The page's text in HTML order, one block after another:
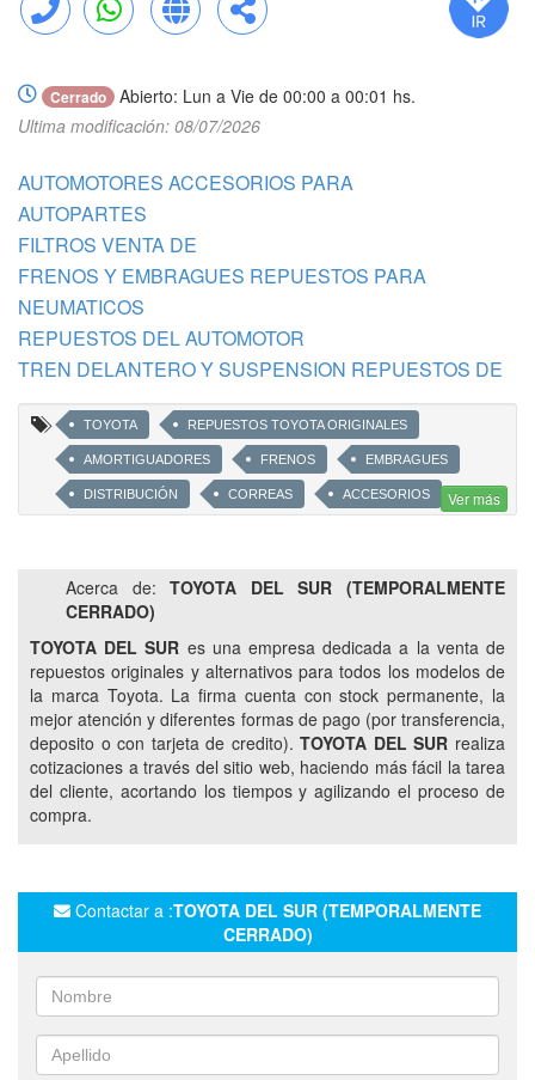
Llamar WhatsApp Web Compartir
Cerrado
Abierto: Lun a Vie de 00:00 a 00:01 hs.
Ultima modificación: 08/07/2026
AUTOMOTORES ACCESORIOS PARA
AUTOPARTES
FILTROS VENTA DE
FRENOS Y EMBRAGUES REPUESTOS PARA
NEUMATICOS
REPUESTOS DEL AUTOMOTOR
TREN DELANTERO Y SUSPENSION REPUESTOS DE
TOYOTA REPUESTOS TOYOTA ORIGINALES
AMORTIGUADORES FRENOS EMBRAGUES
DISTRIBUCIÓN CORREAS ACCESORIOS
ETIOS COROLLA BUJES BIELETAS
KIT DE FILTROS FILTRO DE ACEITE
FILTRO DE AIRE FILTRO DE COMBUSTIBLE
FILTRO DE HABITÁCULO CORREA DE DISTRIBUCIÓN
TENSOR DE LA CORREA RODILLOS POLEAS GUÍA
ÁRBOL DE LEVAS VÁLVULAS JUNTAS
BOMBA DE ACEITE
BOMBA DE COMBUSTIBLE BUJÍAS CABLES DE BUJÍAS
ÁRBOL DE TRANSMISIÓN JUNTA HOMOCINÉTICA
DIFERENCIAL
Ver más
Acerca de:TOYOTA DEL SUR (TEMPORALMENTE
CERRADO)
TOYOTA DEL SUR es una empresa dedicada a la venta de
repuestos originales y alternativos para todos los modelos de
la marca Toyota. La firma cuenta con stock permanente, la
mejor atención y diferentes formas de pago (por transferencia,
deposito o con tarjeta de credito). TOYOTA DEL SUR realiza
cotizaciones a través del sitio web, haciendo más fácil la tarea
del cliente, acortando los tiempos y agilizando el proceso de
compra.
Contactar a :TOYOTA DEL SUR (TEMPORALMENTE
CERRADO)